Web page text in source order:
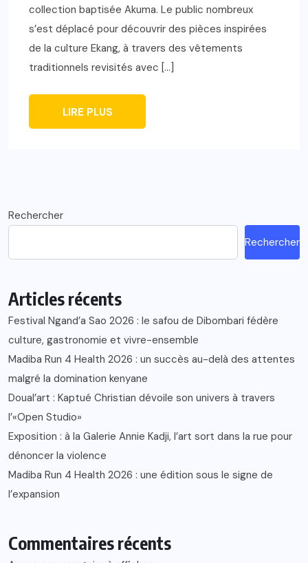
collection baptisée Akuma. Le public nombreux
s’est déplacé pour découvrir des pièces inspirées
de la culture Ekang, à travers des vêtements
traditionnels revisités avec […]
LIRE PLUS
Rechercher
Rechercher
Articles récents
Festival Ngand’a Sao 2026 : le safou de Dibombari fédère
culture, gastronomie et vivre-ensemble
Madiba Run 4 Health 2026 : un succès au-delà des attentes
malgré la domination kenyane
Doual’art : Kaptué Christian dévoile son univers à travers
l’«Open Studio»
Exposition : à la Galerie Annie Kadji, l’art sort dans la rue pour
dénoncer la violence
Madiba Run 4 Health 2026 : une édition sous le signe de
l’expansion
Commentaires récents